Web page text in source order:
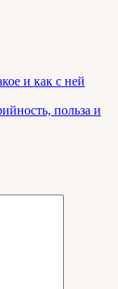
и как с ней
польза и